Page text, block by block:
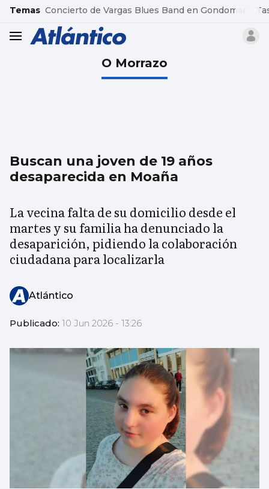
common.go-to-content
Temas Concierto de Vargas Blues Band en Gondomar
header.menu.open
O Morrazo
Buscan una joven de 19 años
desaparecida en Moaña
La vecina falta de su domicilio desde el
martes y su familia ha denunciado la
desaparición, pidiendo la colaboración
ciudadana para localizarla
Atlántico
Publicado: 10 Jun 2026 - 13:26